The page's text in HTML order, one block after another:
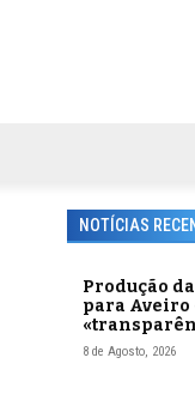
NOTÍCIAS
Produção
para Aveiro
8 de Agosto, 2026